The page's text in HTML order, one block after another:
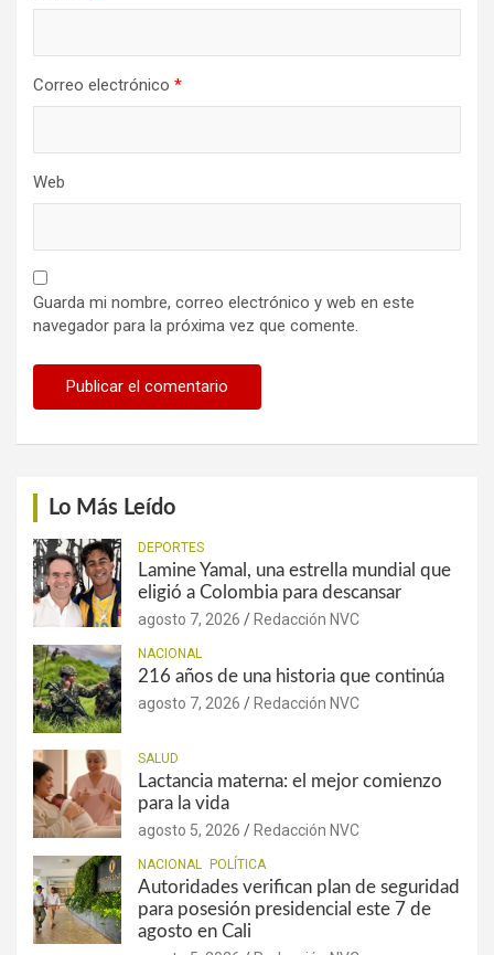
Correo electrónico *
Web
Guarda mi nombre, correo electrónico y web en este
navegador para la próxima vez que comente.
Lo Más Leído
DEPORTES
Lamine Yamal, una estrella mundial que
eligió a Colombia para descansar
agosto 7, 2026 Redacción NVC
NACIONAL
216 años de una historia que continúa
agosto 7, 2026 Redacción NVC
SALUD
Lactancia materna: el mejor comienzo
para la vida
agosto 5, 2026 Redacción NVC
NACIONAL POLÍTICA
Autoridades verifican plan de seguridad
para posesión presidencial este 7 de
agosto en Cali